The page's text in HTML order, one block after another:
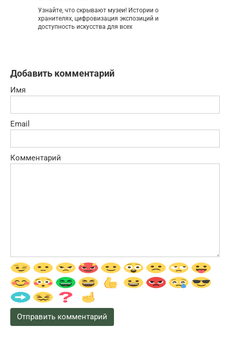
Узнайте, что скрывают музеи! Истории о
хранителях, цифровизация экспозиций и
доступность искусства для всех
Добавить комментарий
Имя
Email
Комментарий